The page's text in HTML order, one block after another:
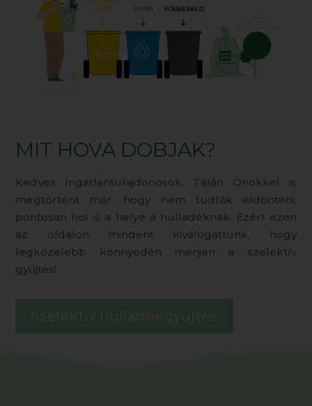
MIT HOVA DOBJAK?
Kedves Ingatlantulajdonosok. Talán Önökkel is
megtörtént már, hogy nem tudták eldönteni,
pontosan hol is a helye a hulladéknak. Ezért ezen
az oldalon mindent kiválogattunk, hogy
legközelebb könnyedén menjen a szelektív
gyűjtés!